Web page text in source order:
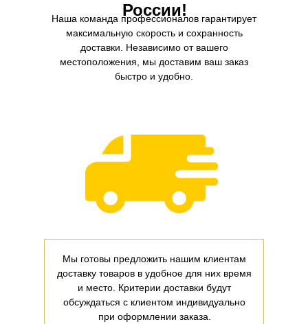
России!
Мы готовы предложить нашим клиентам
доставку товаров в удобное для них время
и место. Критерии доставки будут
обсуждаться с клиентом индивидуально
при оформлении заказа.
Наша команда профессионалов гарантирует
максимальную скорость и сохранность
доставки. Независимо от вашего
местоположения, мы доставим ваш заказ
быстро и удобно.